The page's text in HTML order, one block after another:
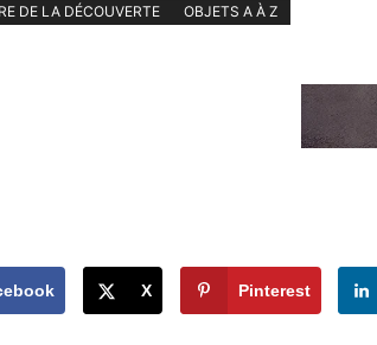
DE LA DÉCOUVERTE OBJETS A À Z
X Pinterest